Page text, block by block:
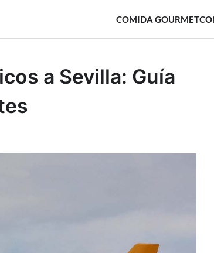
COMIDA GOURMET
a Sevilla: Guía